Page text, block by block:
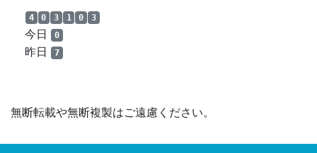
4 0 3 1 0 3
今日 0
昨日 7
無断転載や無断複製はご遠慮ください。